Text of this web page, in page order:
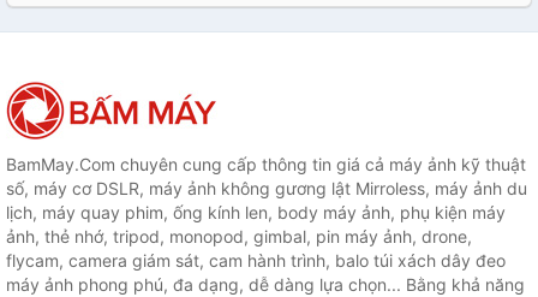
BamMay.Com chuyên cung cấp thông tin giá cả máy ảnh kỹ thuật
số, máy cơ DSLR, máy ảnh không gương lật Mirroless, máy ảnh du
lịch, máy quay phim, ống kính len, body máy ảnh, phụ kiện máy
ảnh, thẻ nhớ, tripod, monopod, gimbal, pin máy ảnh, drone,
flycam, camera giám sát, cam hành trình, balo túi xách dây đeo
máy ảnh phong phú, đa dạng, dễ dàng lựa chọn... Bằng khả năng